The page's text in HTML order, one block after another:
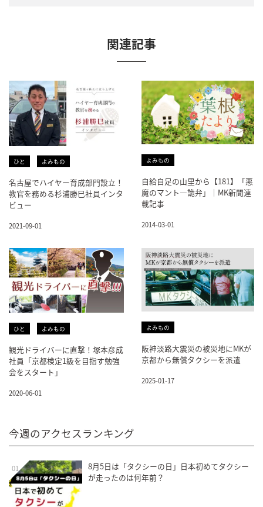
関連記事
ひと よみもの
名古屋でハイヤー育成部門設立！
教官を務める杉浦勝巳社員インタ
ビュー
2021-09-01
よみもの
自給自足の山里から【181】「悪
魔のマント―詭弁」｜MK新聞連
載記事
2014-03-01
ひと よみもの
観光ドライバーに直撃！塚本彦成
社員「京都検定1級を目指す勉強
会をスタート」
2020-06-01
よみもの
阪神淡路大震災の被災地にMKが
京都から無償タクシーを派遣
2025-01-17
今週のアクセスランキング
01
8月5日は「タクシーの日」日本初めてタクシー
が走ったのは何年前？